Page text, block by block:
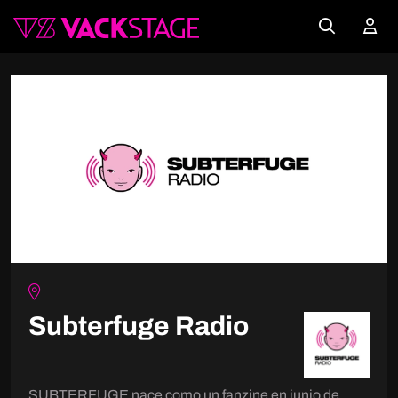
Subterfuge Radio
SUBTERFUGE nace como un fanzine en junio de